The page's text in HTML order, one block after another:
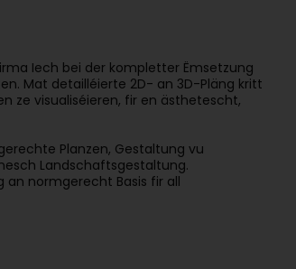
Iech bei der kompletter Ëmsetzung
Mat detailléierte 2D- an 3D-Pläng kritt
ze visualiséieren, fir en ästhetescht,
Planzen, Gestaltung vu
Landschaftsgestaltung.
an normgerecht Basis fir all